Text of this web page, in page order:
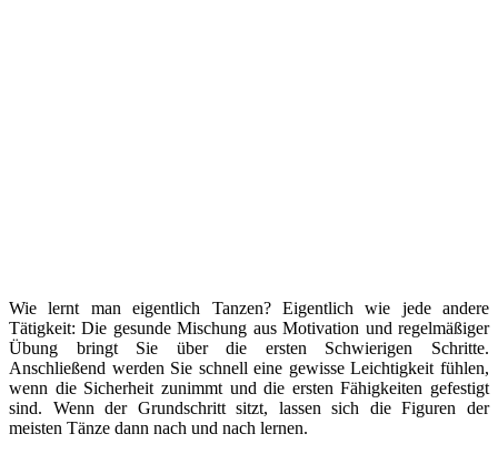
Wie lernt man eigentlich Tanzen? Eigentlich wie jede andere
Tätigkeit: Die gesunde Mischung aus Motivation und regelmäßiger
Übung bringt Sie über die ersten Schwierigen Schritte.
Anschließend werden Sie schnell eine gewisse Leichtigkeit fühlen,
wenn die Sicherheit zunimmt und die ersten Fähigkeiten gefestigt
sind. Wenn der Grundschritt sitzt, lassen sich die Figuren der
meisten Tänze dann nach und nach lernen.